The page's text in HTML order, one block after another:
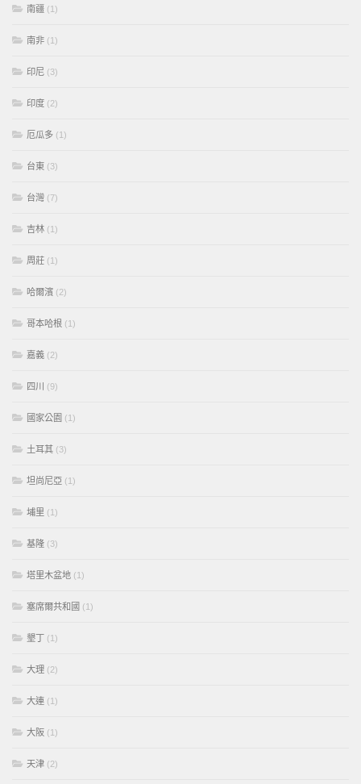
南疆 (1)
南非 (1)
印尼 (3)
印度 (2)
厄瓜多 (1)
台東 (3)
台灣 (7)
吉林 (1)
周莊 (1)
哈爾濱 (2)
哥本哈根 (1)
嘉義 (2)
四川 (9)
國家公園 (1)
土耳其 (3)
坦尚尼亞 (1)
埔里 (1)
基隆 (3)
塔里木盆地 (1)
塞席爾共和國 (1)
墾丁 (1)
大理 (2)
大連 (1)
大阪 (1)
天津 (2)